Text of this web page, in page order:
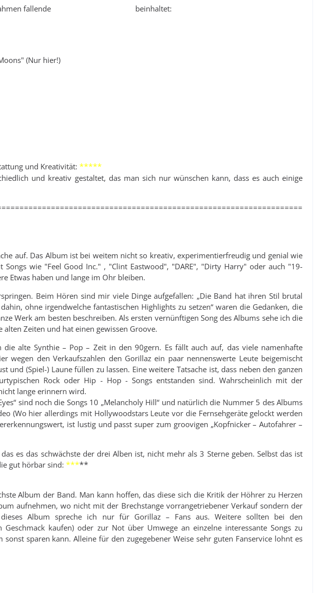
fallende beinhaltet:
(Nur hier!)
und Kreativität: *****
und kreativ gestaltet, das man sich nur wünschen kann, dass es auch einige
auf. Das Album ist bei weitem nicht so kreativ, experimentierfreudig und genial wie
wie "Feel Good Inc." , "Clint Eastwood", "DARE", "Dirty Harry" oder auch "19-
Etwas haben und lange im Ohr bleiben.
Beim Hören sind mir viele Dinge aufgefallen: „Die Band hat ihren Stil brutal
ohne irgendwelche fantastischen Highlights zu setzen“ waren die Gedanken, die
Werk am besten beschreiben. Als ersten vernünftigen Song des Albums sehe ich die
alten Zeiten und hat einen gewissen Groove.
alte Synthie – Pop – Zeit in den 90gern. Es fällt auch auf, das viele namenhafte
wegen den Verkaufszahlen den Gorillaz ein paar nennenswerte Leute beigemischt
und (Spiel-) Laune füllen zu lassen. Eine weitere Tatsache ist, dass neben den ganzen
Rock oder Hip - Hop - Songs entstanden sind. Wahrscheinlich mit der
lange erinnern wird.
sind noch die Songs 10 „Melancholy Hill“ und natürlich die Nummer 5 des Albums
(Wo hier allerdings mit Hollywoodstars Leute vor die Fernsehgeräte gelockt werden
ist lustig und passt super zum groovigen „Kopfnicker – Autofahrer –
es das schwächste der drei Alben ist, nicht mehr als 3 Sterne geben. Selbst das ist
gut hörbar sind: *****
Album der Band. Man kann hoffen, das diese sich die Kritik der Höhrer zu Herzen
aufnehmen, wo nicht mit der Brechstange vorrangetriebener Verkauf sondern der
Album spreche ich nur für Gorillaz – Fans aus. Weitere sollten bei den
kaufen) oder zur Not über Umwege an einzelne interessante Songs zu
sparen kann. Alleine für den zugegebener Weise sehr guten Fanservice lohnt es